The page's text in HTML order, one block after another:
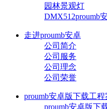
园林景观灯
DMX512proumb
走进proumb安卓
公司简介
公司服务
公司理念
公司荣誉
proumb安卓版下载工程
proumb安卓版下